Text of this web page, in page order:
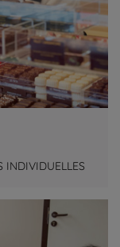
INDIVIDUELLES